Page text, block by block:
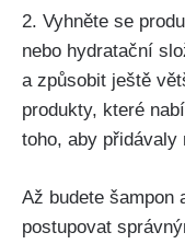
2. Vyhněte‌ se⁢
nebo hydratační⁣
a způsobit ještě
produkty, které
toho, aby ⁣přidávaly
Až budete ⁤šampon
postupovat